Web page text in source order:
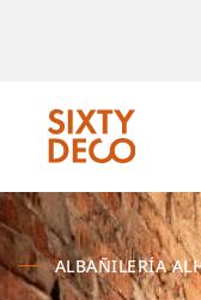
ALBAÑILERÍA